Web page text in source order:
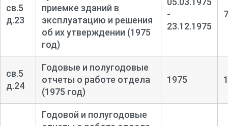
св.5
д.23
приемке зданий в
эксплуатацию и решения
об их утверждении (1975
год)
-
23.12.1975
св.5
д.24
Годовые и полугодовые
отчеты о работе отдела
(1975 год)
1975
Годовой и полугодовые